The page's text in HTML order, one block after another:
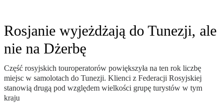
Rosjanie wyjeżdżają do Tunezji, ale
nie na Dżerbę
Część rosyjskich touroperatorów powiększyła na ten rok liczbę
miejsc w samolotach do Tunezji. Klienci z Federacji Rosyjskiej
stanowią drugą pod względem wielkości grupę turystów w tym
kraju